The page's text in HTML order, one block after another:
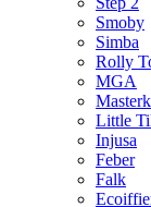
Smoby
Simba
Rolly
MGA
Little
Injusa
Feber
Falk